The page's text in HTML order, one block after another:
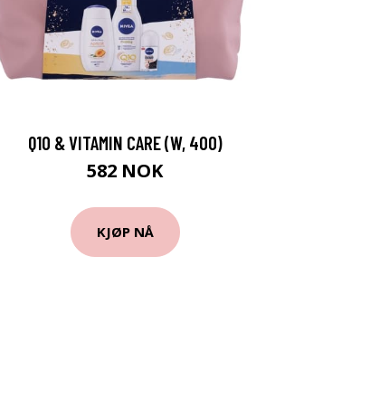
Q10 & VITAMIN CARE (W, 400)
582 NOK
KJØP NÅ